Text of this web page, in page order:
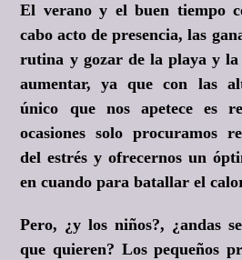
El verano y el buen tiempo
cabo acto de presencia, las
rutina y gozar de la playa y la
aumentar, ya que con las
único que nos apetece es
ocasiones solo procuramos
del estrés y ofrecernos un
en cuando para batallar el
Pero, ¿y los niños?, ¿andas
que quieren? Los pequeños